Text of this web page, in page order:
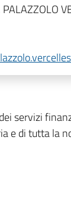
servizi
e di tutta la